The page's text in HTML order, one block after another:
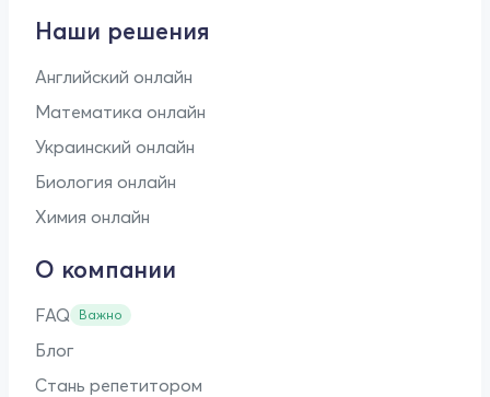
Наши решения
Английский онлайн
Математика онлайн
Украинский онлайн
Биология онлайн
Химия онлайн
О компании
FAQ Важно
Блог
Стань репетитором